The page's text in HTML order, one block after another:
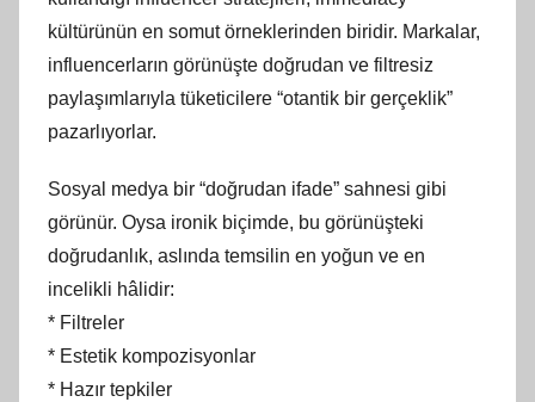
kültürünün en somut örneklerinden biridir. Markalar,
influencerların görünüşte doğrudan ve filtresiz
paylaşımlarıyla tüketicilere “otantik bir gerçeklik”
pazarlıyorlar.
Sosyal medya bir “doğrudan ifade” sahnesi gibi
görünür. Oysa ironik biçimde, bu görünüşteki
doğrudanlık, aslında temsilin en yoğun ve en
incelikli hâlidir:
* Filtreler
* Estetik kompozisyonlar
* Hazır tepkiler